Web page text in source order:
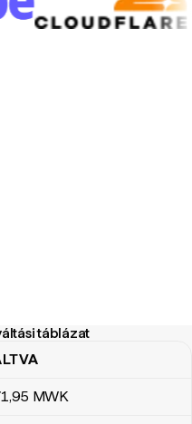
táblázat
táblázat
,95 MWK